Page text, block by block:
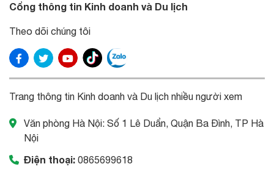
Cổng thông tin Kinh doanh và Du lịch
Theo dõi chúng tôi
Trang thông tin Kinh doanh và Du lịch nhiều người xem
Văn phòng Hà Nội: Số 1 Lê Duẩn, Quận Ba Đình, TP Hà
Nội
Điện thoại: 0865699618